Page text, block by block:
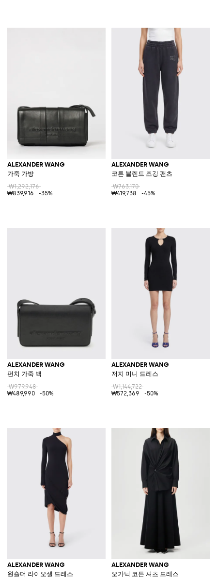
ALEXANDER WANG
가죽 가방
₩1,292,176
₩839,916
-35%
ALEXANDER WANG
코튼 블렌드 조깅 팬츠
₩763,170
₩419,738
-45%
ALEXANDER WANG
펀치 가죽 백
₩979,948
₩489,990
-50%
ALEXANDER WANG
저지 미니 드레스
₩1,144,722
₩572,369
-50%
ALEXANDER WANG
원숄더 라이오셀 드레스
ALEXANDER WANG
오가닉 코튼 셔츠 드레스